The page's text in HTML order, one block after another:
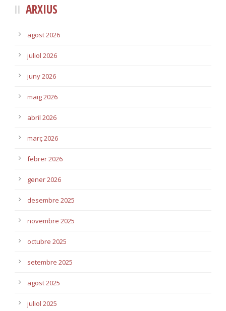
ARXIUS
agost 2026
juliol 2026
juny 2026
maig 2026
abril 2026
març 2026
febrer 2026
gener 2026
desembre 2025
novembre 2025
octubre 2025
setembre 2025
agost 2025
juliol 2025